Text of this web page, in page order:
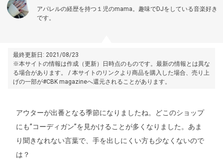
アパレルの経歴を持つ１児のmama。趣味でDJをしている音楽好き
です。
最終更新日: 2021/08/23
※本サイトの情報は作成（更新）日時点のものです。最新の情報とは異な
る場合があります。 / 本サイトのリンクより商品を購入した場合、売り上
げの一部が#CBK magazineへ還元されることがあります。
アウターが出番となる季節になりましたね。どこのショップ
にも”コーディガン”を見かけることが多くなりました。あま
り聞きなれない言葉で、手を出しにくい方も少なくないので
は？